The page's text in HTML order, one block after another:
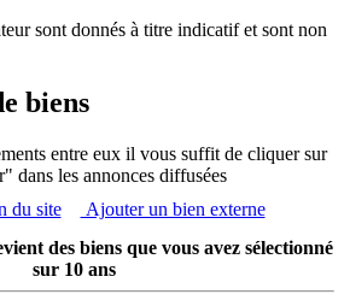
sont donnés à titre indicatif et sont non
biens
entre eux il vous suffit de cliquer sur
dans les annonces diffusées
du site
Ajouter un bien externe
des biens que vous avez sélectionné
sur 10 ans